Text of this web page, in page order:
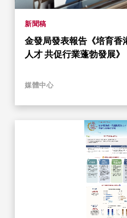
新聞稿
金發局發表報告《培育香
人才 共促行業蓬勃發展》
媒體中心